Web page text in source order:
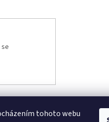
tohoto webu
Sportovní výživa zizaly.com